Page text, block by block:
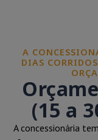
A
DIAS
(15 a
A concessionária